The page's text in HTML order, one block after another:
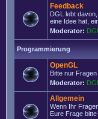
Feedback
DGL lebt
eine Idee hat,
Moderator:
Programmierung
OpenGL
Bitte nur
Moderator:
Allgemein
Wenn Ihr
Eure Frage